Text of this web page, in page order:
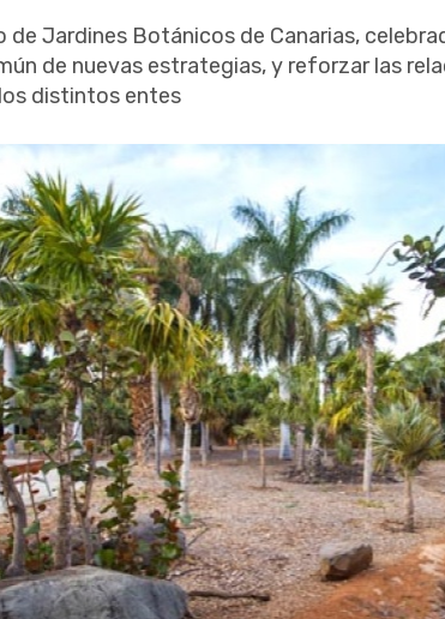
de Jardines Botánicos de Canarias,
de nuevas estrategias, y reforzar las
distintos entes